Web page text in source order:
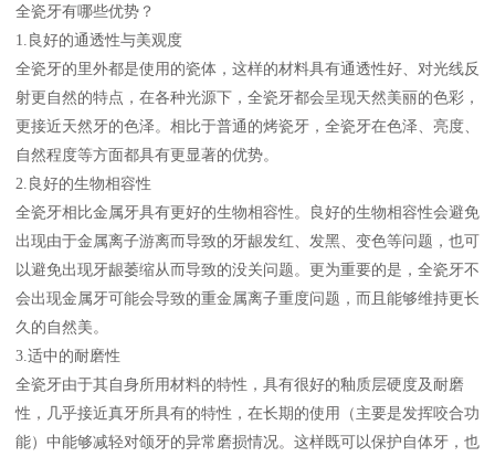
全瓷牙有哪些优势？
1.良好的通透性与美观度
全瓷牙的里外都是使用的瓷体，这样的材料具有通透性好、对光线反
射更自然的特点，在各种光源下，全瓷牙都会呈现天然美丽的色彩，
更接近天然牙的色泽。相比于普通的烤瓷牙，全瓷牙在色泽、亮度、
自然程度等方面都具有更显著的优势。
2.良好的生物相容性
全瓷牙相比金属牙具有更好的生物相容性。良好的生物相容性会避免
出现由于金属离子游离而导致的牙龈发红、发黑、变色等问题，也可
以避免出现牙龈萎缩从而导致的没关问题。更为重要的是，全瓷牙不
会出现金属牙可能会导致的重金属离子重度问题，而且能够维持更长
久的自然美。
3.适中的耐磨性
全瓷牙由于其自身所用材料的特性，具有很好的釉质层硬度及耐磨
性，几乎接近真牙所具有的特性，在长期的使用（主要是发挥咬合功
能）中能够减轻对颌牙的异常磨损情况。这样既可以保护自体牙，也